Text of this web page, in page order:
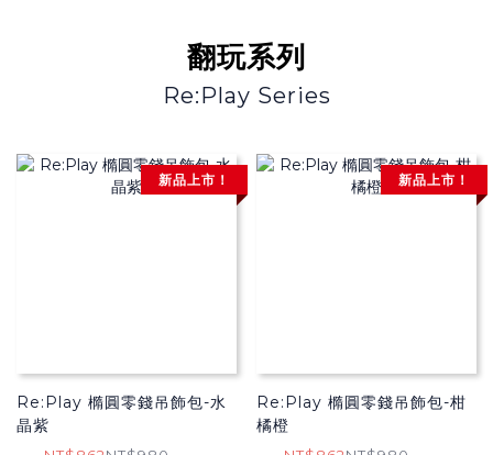
翻玩系列
Re:Play Series
新品上市！
Re:Play 橢圓零錢吊飾包-水
晶紫
新品上市！
Re:Play 橢圓零錢吊飾包-柑
橘橙